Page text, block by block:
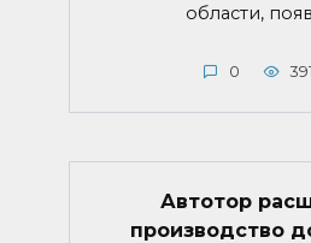
области,
0 391
Автотор
производство